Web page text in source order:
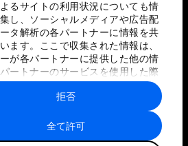
るサイトの利用状況についても情
し、ソーシャルメディアや広告配
タ解析の各パートナーに情報を共
ます。ここで収集された情報は、
が各パートナーに提供した他の情
ートナーのサービスを使用した際
れた情報と組み合わされ、各パー
よって使用されることがありま
全て許可
拒否
of Governance in the
Politics
ーポリシーと利用規約
サイトマップ